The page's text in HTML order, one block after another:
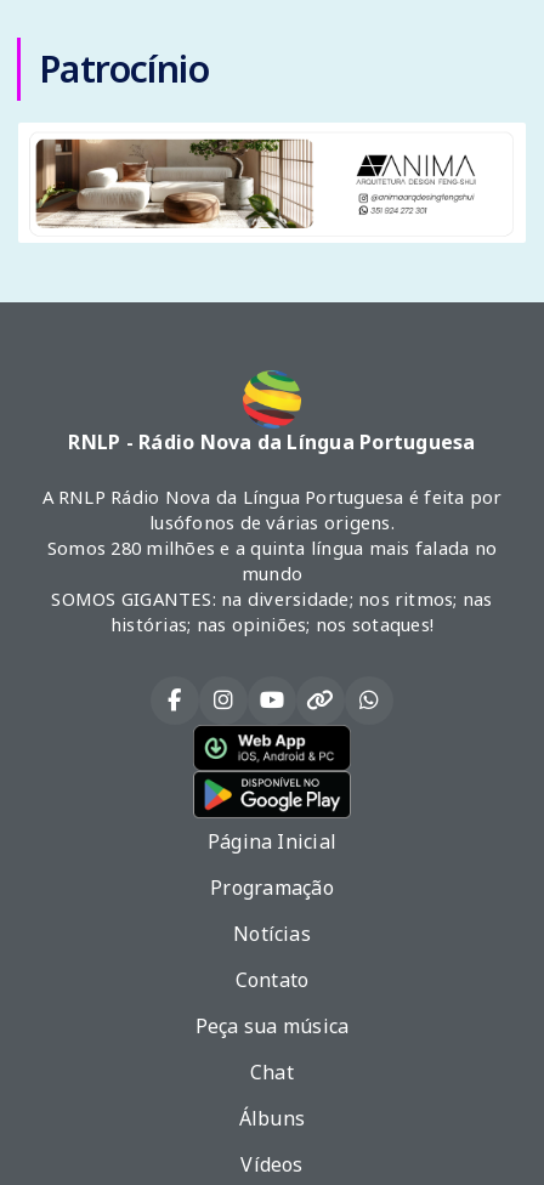
Patrocínio
RNLP - Rádio Nova da Língua Portuguesa
A RNLP Rádio Nova da Língua Portuguesa é feita por
lusófonos de várias origens.
Somos 280 milhões e a quinta língua mais falada no
mundo
SOMOS GIGANTES: na diversidade; nos ritmos; nas
histórias; nas opiniões; nos sotaques!
Página Inicial
Programação
Notícias
Contato
Peça sua música
Chat
Álbuns
Vídeos